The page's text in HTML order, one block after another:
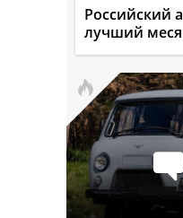
Российский
лучший